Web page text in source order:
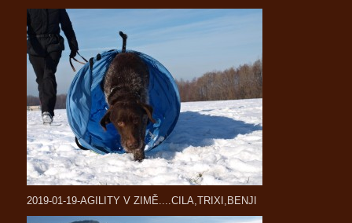
2019-01-19-AGILITY V ZIMĚ....CILA,TRIXI,BENJI